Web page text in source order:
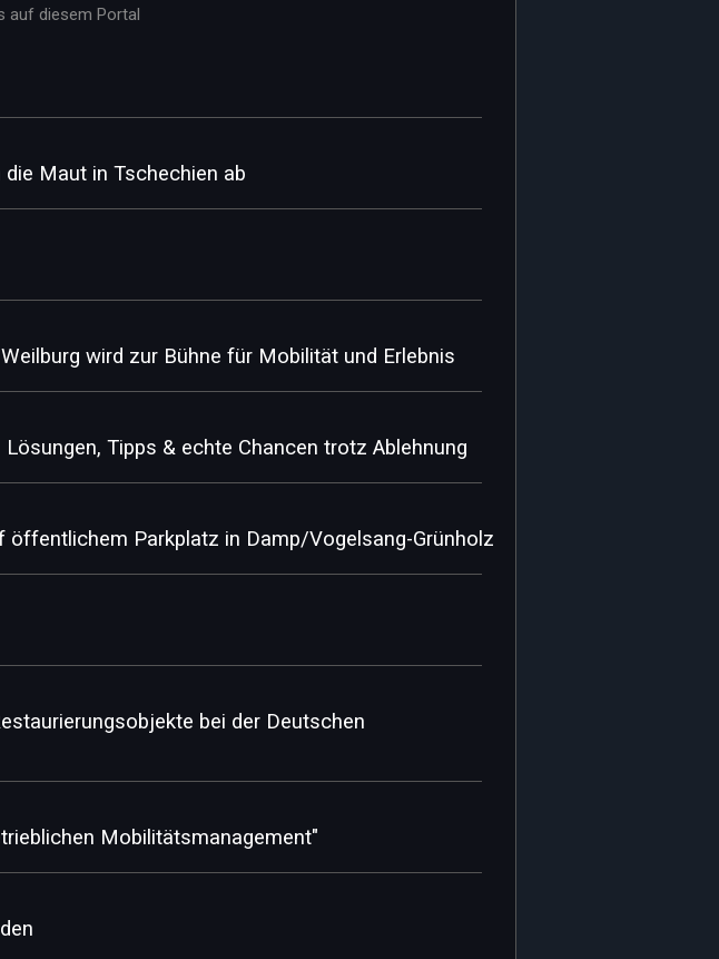
auf diesem Portal
Maut in Tschechien ab
wird zur Bühne für Mobilität und Erlebnis
Tipps & echte Chancen trotz Ablehnung
öffentlichem Parkplatz in Damp/Vogelsang-Grünholz
bei der Deutschen
Mobilitätsmanagement"